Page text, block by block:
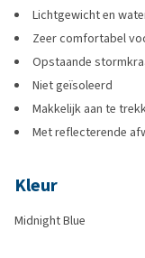
Lichtgewicht en
Zeer comfortabel
Opstaande
Niet geïsoleerd
Makkelijk aan te
Met reflecterende
Kleur
Midnight Blue